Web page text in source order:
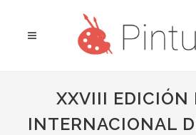
XXVIII EDICIÓN
INTERNACIONAL